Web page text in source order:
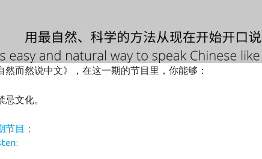
然而然说中文》，在这一期的节目里，你能够：
文化。
节目：